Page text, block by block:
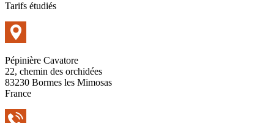
Tarifs étudiés
Pépinière Cavatore
22, chemin des orchidées
83230 Bormes les Mimosas
France